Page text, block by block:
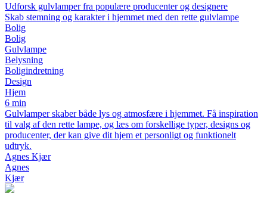
Udforsk gulvlamper fra populære producenter og designere
Skab stemning og karakter i hjemmet med den rette gulvlampe
Bolig
Bolig
Gulvlampe
Belysning
Boligindretning
Design
Hjem
6 min
Gulvlamper skaber både lys og atmosfære i hjemmet. Få inspiration
til valg af den rette lampe, og læs om forskellige typer, designs og
producenter, der kan give dit hjem et personligt og funktionelt
udtryk.
Agnes Kjær
Agnes
Kjær